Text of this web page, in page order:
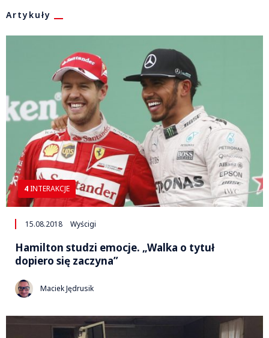
Artykuły
4 INTERAKCJE
15.08.2018 Wyścigi
Hamilton studzi emocje. „Walka o tytuł
dopiero się zaczyna”
Maciek Jędrusik